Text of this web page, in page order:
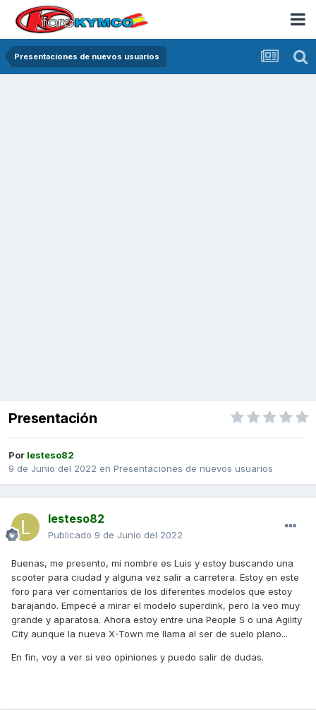
Presentaciones de nuevos usuarios
Presentación
Por lesteso82
9 de Junio del 2022 en Presentaciones de nuevos usuarios
lesteso82
Publicado 9 de Junio del 2022
Buenas, me presento, mi nombre es Luis y estoy buscando una
scooter para ciudad y alguna vez salir a carretera. Estoy en este
foro para ver comentarios de los diferentes modelos que estoy
barajando. Empecé a mirar el modelo superdink, pero la veo muy
grande y aparatosa. Ahora estoy entre una People S o una Agility
City aunque la nueva X-Town me llama al ser de suelo plano...
En fin, voy a ver si veo opiniones y puedo salir de dudas.